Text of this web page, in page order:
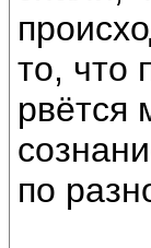
то, что
рвётся
по